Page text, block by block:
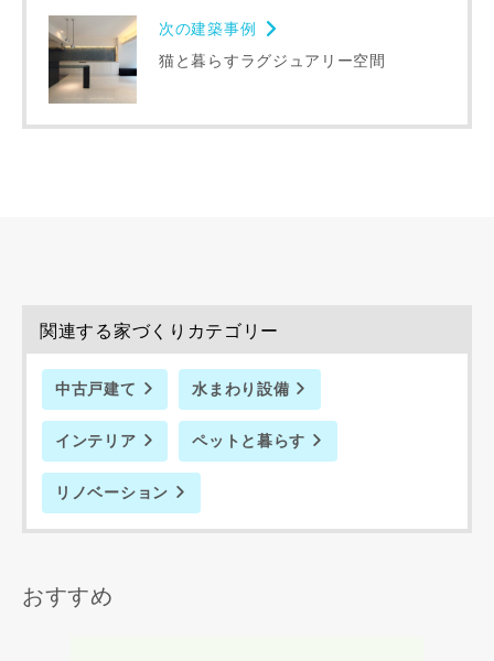
次の建築事例
猫と暮らすラグジュアリー空間
関連する家づくりカテゴリー
中古戸建て 水まわり設備
インテリア ペットと暮らす
リノベーション
おすすめ
完成希望時期
資料請求にあたっての注意事項
当社は，当社のプライバシーポリシー
に則って，いただい
た情報を利用します。
当社はお客様からいただいた個人情報を，お客様が指定され
た専門家へ提供すること、または当社サービスのご案内のた
めに利用します。
律上の請求原因の如何を問わず賠償の責任を負わないものと
します。